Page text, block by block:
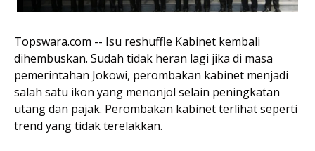
Topswara.com -- Isu reshuffle Kabinet kembali
dihembuskan. Sudah tidak heran lagi jika di masa
pemerintahan Jokowi, perombakan kabinet menjadi
salah satu ikon yang menonjol selain peningkatan
utang dan pajak. Perombakan kabinet terlihat seperti
trend yang tidak terelakkan.